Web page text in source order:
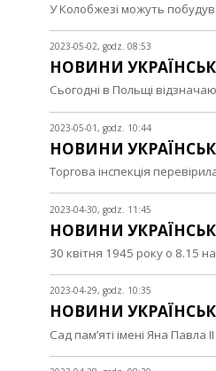
У Колобжезі можуть
2023-05-02, godz. 08:53
НОВИНИ
Сьогодні в Польщі
2023-05-01, godz. 10:44
НОВИНИ
Торгова інспекція
2023-04-30, godz. 11:45
НОВИНИ
30 квітня 1945 року о 8.15
2023-04-29, godz. 10:35
НОВИНИ
Сад пам’яті імені Яна Павла